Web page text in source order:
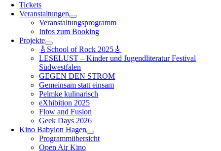
Tickets
Veranstaltungen
Veranstaltungsprogramm
Infos zum Booking
Projekte
🎸School of Rock 2025🎸
LESELUST – Kinder und Jugendliteratur Festival
Südwestfalen
GEGEN DEN STROM
Gemeinsam statt einsam
Pelmke kulinarisch
eXhibition 2025
Flow and Fusion
Geek Days 2026
Kino Babylon Hagen
Programmübersicht
Open Air Kino